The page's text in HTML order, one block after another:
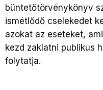
büntetőtörvénykönyv
ismétlődő cselekedet
azokat az eseteket,
kezd zaklatni publikus
folytatja.